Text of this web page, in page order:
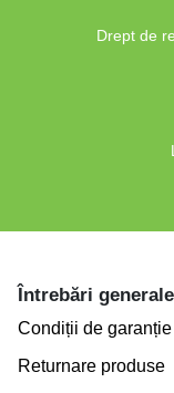
Drept de
Întrebări generale
Condiții de garanție
Returnare produse